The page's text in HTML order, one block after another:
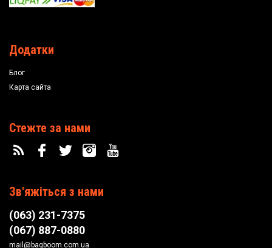
Додатки
Блог
Карта сайта
Стежте за нами
Зв'яжіться з нами
(063) 231-7375
(067) 887-0880
mail@bagboom.com.ua